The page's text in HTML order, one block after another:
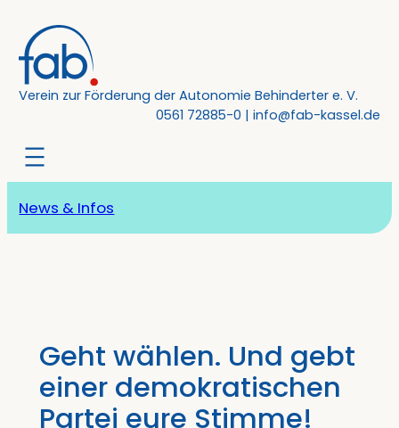
Inhalt
springen
Verein zur Förderung der Autonomie Behinderter e. V.
0561 72885-0 | info@fab-kassel.de
News & Infos
Geht wählen. Und gebt
einer demokratischen
Partei eure Stimme!